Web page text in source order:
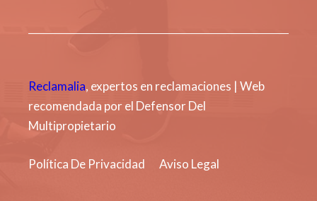
Reclamalia, expertos en reclamaciones | Web
recomendada por el Defensor Del
Multipropietario
Política De Privacidad Aviso Legal